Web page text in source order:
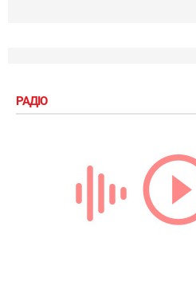
РАДІО